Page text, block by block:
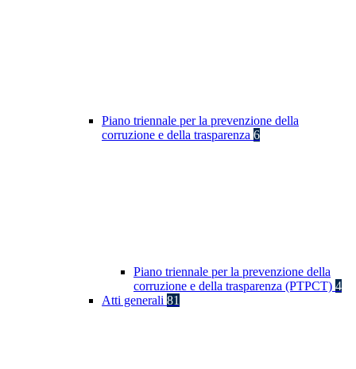
Piano triennale per la prevenzione della
corruzione e della trasparenza 6
Piano triennale per la prevenzione della
corruzione e della trasparenza (PTPCT) 4
Atti generali 81